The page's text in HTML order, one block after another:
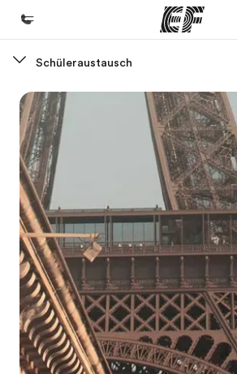
Willkommen bei EF
Programme
Alle Programme ansehen
Büros
Büros in der Nähe
Über uns
Wer wir sind
Karriere
Teil des Teams werden
Schüleraustausch